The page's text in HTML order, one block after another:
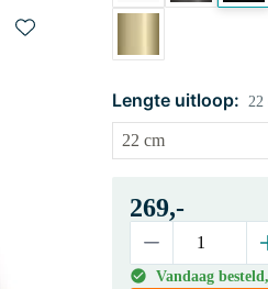
Lengte uitloop: 22
269,-
Vandaag